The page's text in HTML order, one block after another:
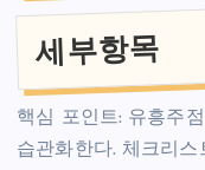
세부항목
핵심 포인트: 유흥주
습관화한다. 체크리